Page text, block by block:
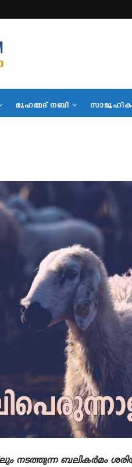
മുഹമ്മദ് നബി
നടത്തുന്ന ബലികർമം